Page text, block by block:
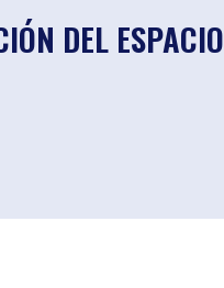
DEL ESPACIO